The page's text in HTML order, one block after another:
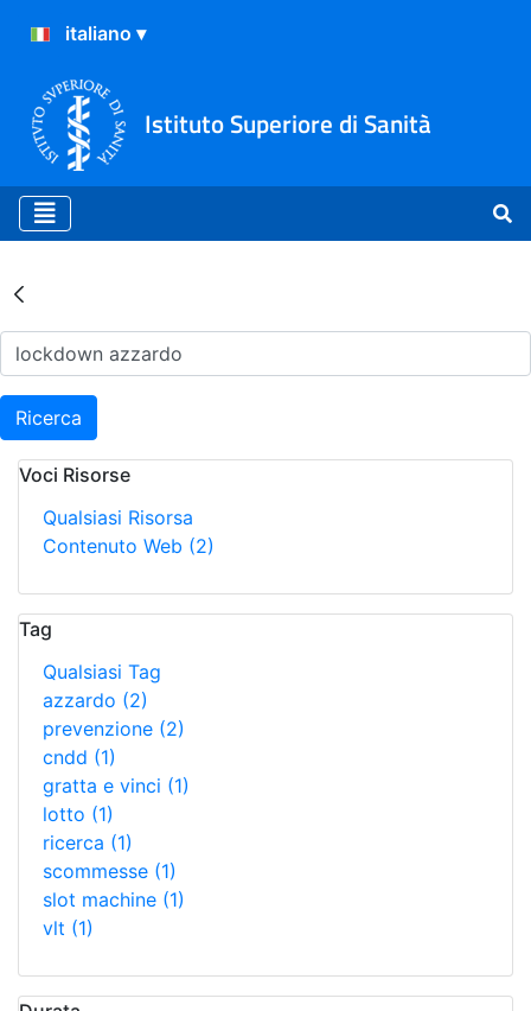
Istituto Superiore di Sanità
Risultati della Ricerca -
Ricerca
Voci Risorse
Qualsiasi Risorsa
Contenuto Web (2)
Tag
Qualsiasi Tag
azzardo (2)
prevenzione (2)
cndd (1)
gratta e vinci (1)
lotto (1)
ricerca (1)
scommesse (1)
slot machine (1)
vlt (1)